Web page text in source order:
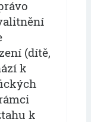
(dítě,
k
k